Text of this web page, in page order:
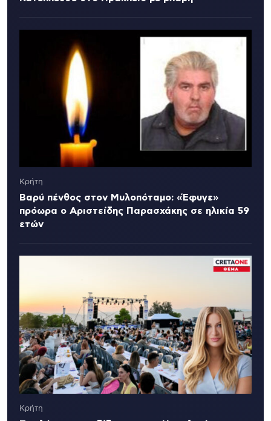
Κρήτη
Βαρύ πένθος στον Μυλοπόταμο: «Έφυγε»
πρόωρα ο Αριστείδης Παρασχάκης σε ηλικία 59
ετών
Κρήτη